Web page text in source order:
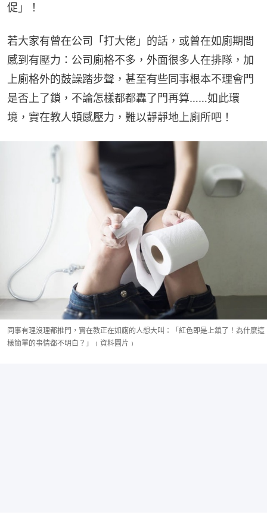
促」！
若大家有曾在公司「打大佬」的話，或曾在如廁期間
感到有壓力：公司廁格不多，外面很多人在排隊，加
上廁格外的鼓譟踏步聲，甚至有些同事根本不理會門
是否上了鎖，不論怎樣都都轟了門再算……如此環
境，實在教人頓感壓力，難以靜靜地上廁所吧！
同事有理沒理都推門，實在教正在如廁的人想大叫：「紅色即是上鎖了！為什麼這
樣簡單的事情都不明白？」﹙資料圖片﹚